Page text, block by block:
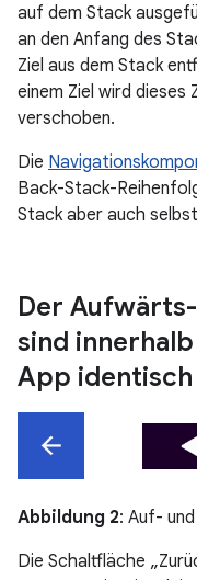
auf dem Stack
an den Anfang des
Ziel aus dem Stack
einem Ziel wird dieses
verschoben.
Die
Back-Stack-
Stack aber auch
Der
sind
App identisch
Abbildung 2: Auf-
Die Schaltfläche